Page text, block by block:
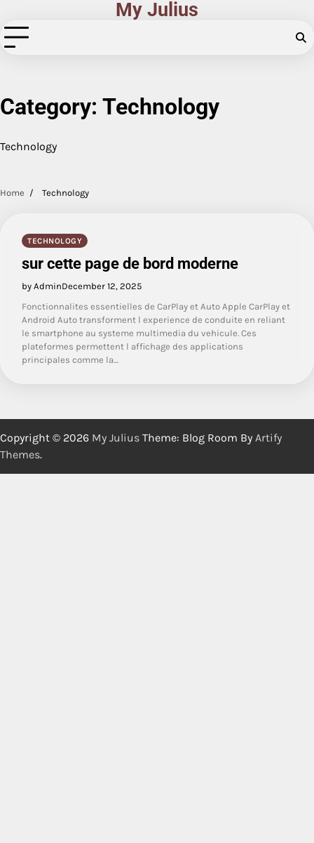
to
content
My Julius
Category: Technology
Technology
Home Technology
TECHNOLOGY
sur cette page de bord moderne
by AdminDecember 12, 2025
Fonctionnalites essentielles de CarPlay et Auto Apple CarPlay et
Android Auto transforment l experience de conduite en reliant
le smartphone au systeme multimedia du vehicule. Ces
plateformes permettent l affichage des applications
principales comme la…
Copyright © 2026 My Julius Theme: Blog Room By Artify
Themes.